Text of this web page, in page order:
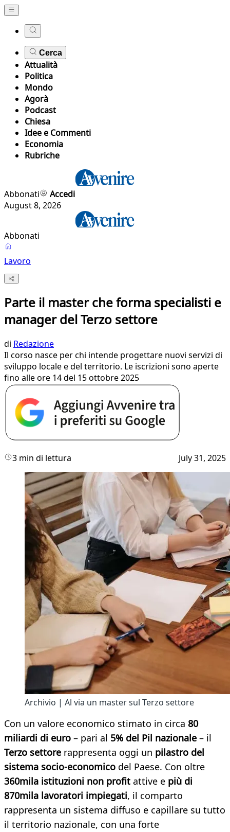
Cerca
Attualità
Politica
Mondo
Agorà
Podcast
Chiesa
Idee e Commenti
Economia
Rubriche
Abbonati
Accedi
August 8, 2026
Abbonati
Lavoro
Parte il master che forma specialisti e
manager del Terzo settore
di Redazione
Il corso nasce per chi intende progettare nuovi servizi di
sviluppo locale e del territorio. Le iscrizioni sono aperte
fino alle ore 14 del 15 ottobre 2025
3 min di lettura July 31, 2025
Archivio | Al via un master sul Terzo settore
Con un valore economico stimato in circa 80
miliardi di euro – pari al 5% del Pil nazionale – il
Terzo settore rappresenta oggi un pilastro del
sistema socio-economico del Paese. Con oltre
360mila istituzioni non profit attive e più di
870mila lavoratori impiegati, il comparto
rappresenta un sistema diffuso e capillare su tutto
il territorio nazionale, con una forte